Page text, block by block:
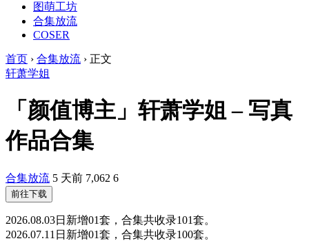
图萌工坊
合集放流
COSER
首页 › 合集放流 › 正文
轩萧学姐
「颜值博主」轩萧学姐 – 写真
作品合集
合集放流 5 天前 7,062 6
前往下载
2026.08.03日新增01套，合集共收录101套。
2026.07.11日新增01套，合集共收录100套。